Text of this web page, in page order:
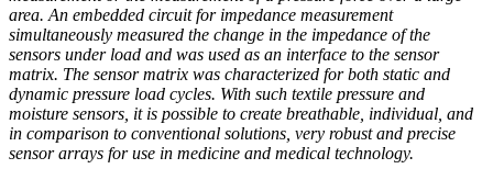
area. An embedded circuit for impedance measurement
simultaneously measured the change in the impedance of the
sensors under load and was used as an interface to the sensor
matrix. The sensor matrix was characterized for both static and
dynamic pressure load cycles. With such textile pressure and
moisture sensors, it is possible to create breathable, individual, and
in comparison to conventional solutions, very robust and precise
sensor arrays for use in medicine and medical technology.